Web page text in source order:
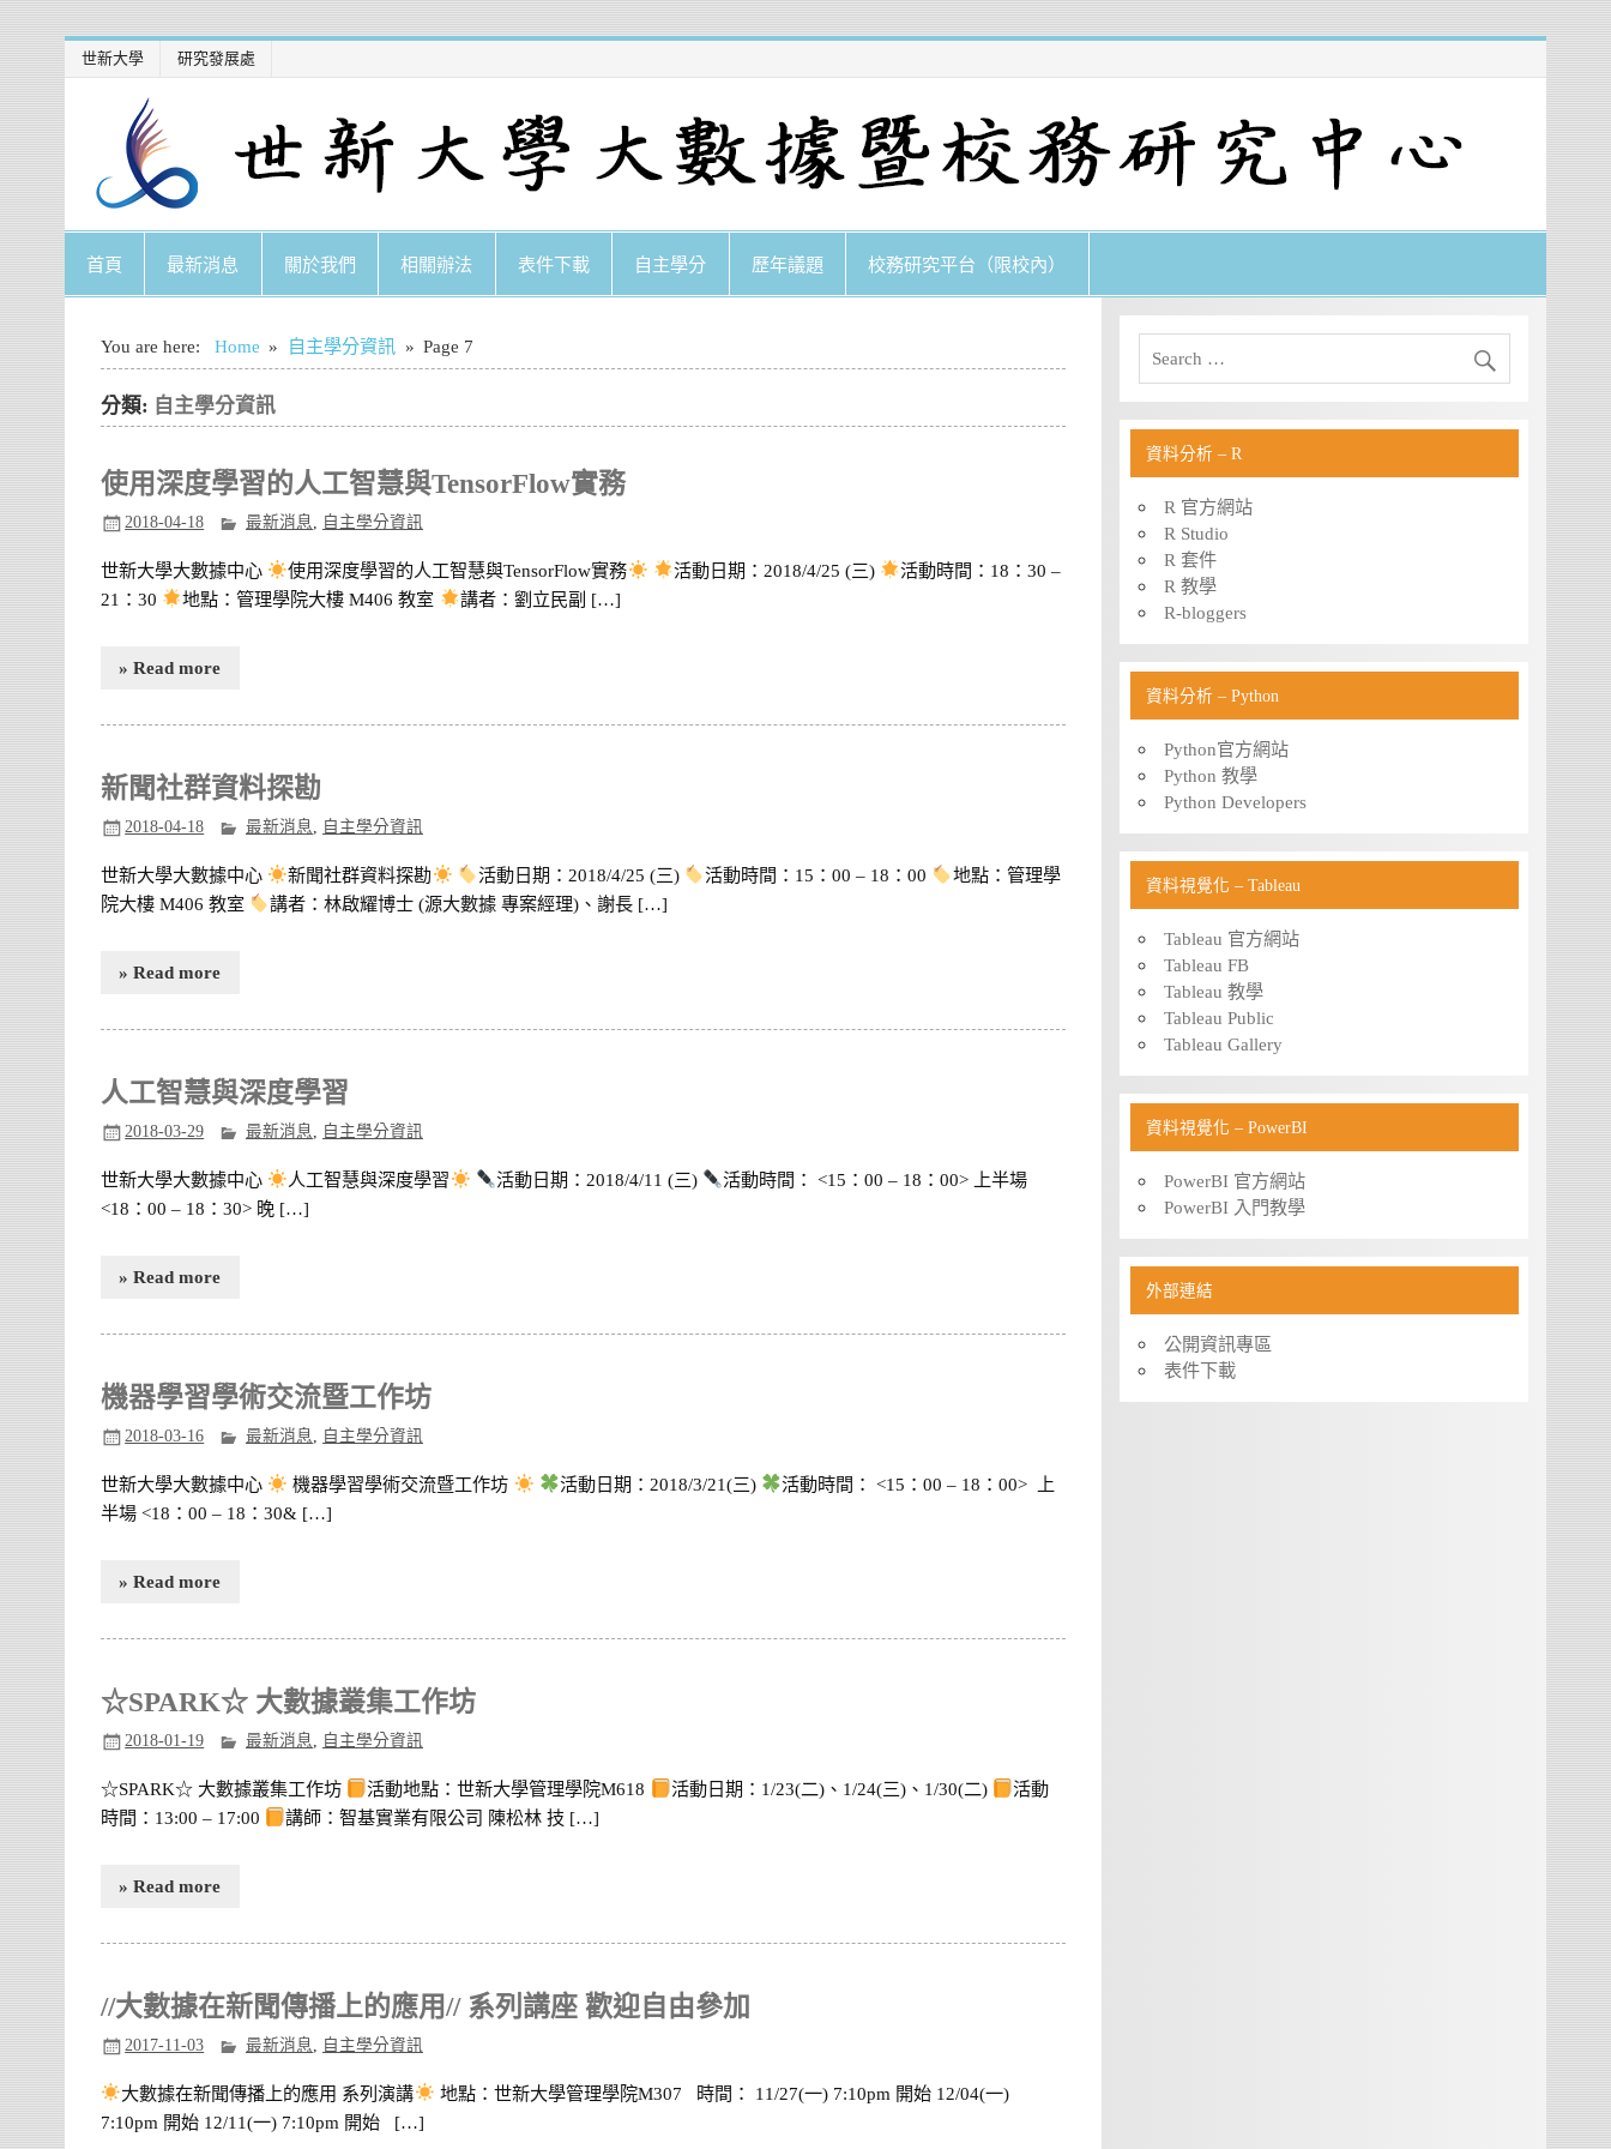
世新大學 研究發展處
首頁 最新消息 關於我們 相關辦法 表件下載 自主學分 歷年議題 校務研究平台（限校內）
You are here: Home 自主學分資訊 Page 7
分類: 自主學分資訊
使用深度學習的人工智慧與TensorFlow實務
2018-04-18 最新消息 自主學分資訊
世新大學大數據中心 使用深度學習的人工智慧與TensorFlow實務 活動日期：2018/4/25 (三)
活動時間：18：30 –
21：30
地點：管理學院大樓 M406 教室 講者：劉立民副 […]
» Read more
新聞社群資料探勘
2018-04-18 最新消息 自主學分資訊
世新大學大數據中心 新聞社群資料探勘 活動日期：2018/4/25 (三) 活動時間：15：00 – 18：00
地點：管理學
院大樓 M406 教室
講者：林啟耀博士 (源大數據 專案經理)、謝長 […]
» Read more
人工智慧與深度學習
2018-03-29 最新消息 自主學分資訊
世新大學大數據中心 人工智慧與深度學習 活動日期：2018/4/11 (三)
活動時間： <15：00 – 18：00> 上半場
<18：00 – 18：30> 晚 […]
» Read more
機器學習學術交流暨工作坊
2018-03-16 最新消息 自主學分資訊
世新大學大數據中心 機器學習學術交流暨工作坊 活動日期：2018/3/21(三)
活動時間： <15：00 – 18：00> 上
半場 <18：00 – 18：30& […]
» Read more
☆SPARK☆ 大數據叢集工作坊
2018-01-19 最新消息 自主學分資訊
☆SPARK☆ 大數據叢集工作坊 活動地點：世新大學管理學院M618 活動日期：1/23(二)、1/24(三)、1/30(二)
活動
時間：13:00 – 17:00
講師：智基實業有限公司 陳松林 技 […]
» Read more
//大數據在新聞傳播上的應用// 系列講座 歡迎自由參加
2017-11-03 最新消息 自主學分資訊
大數據在新聞傳播上的應用 系列演講
地點：世新大學管理學院M307 時間： 11/27(一) 7:10pm 開始 12/04(一)
7:10pm 開始 12/11(一) 7:10pm 開始 […]
資料分析 – R
R 官方網站
R Studio
R 套件
R 教學
R-bloggers
資料分析 – Python
Python官方網站
Python 教學
Python Developers
資料視覺化 – Tableau
Tableau 官方網站
Tableau FB
Tableau 教學
Tableau Public
Tableau Gallery
資料視覺化 – PowerBI
PowerBI 官方網站
PowerBI 入門教學
外部連結
公開資訊專區
表件下載